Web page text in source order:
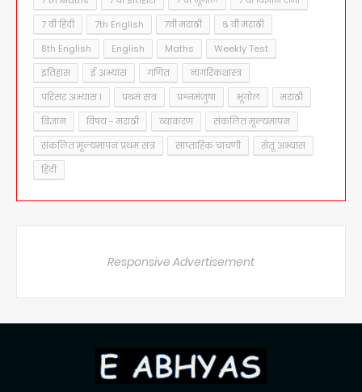
7 वी हिंदी
7th English 7वी मराठी
८ वी मराठी
8th English
English Maths
Weekly Test
इतिहास
ई अभ्यास गणित
नागरिकशास्त्र
परिसर अभ्यास १
प्रथम सत्र प्रश्नमंजुषा भूगोल
मराठी
विज्ञान
विषय - मराठी व्याकरण
संकलित मूल्यमापन
संकलित मूल्यमापन प्रथम सत्र
साप्ताहिक चाचणी
सेतू अभ्यास
हिंदी
Responsive Advertisement